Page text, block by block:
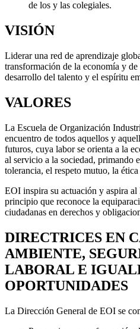
de los y las colegiales.
VISIÓN
Liderar una red de aprendizaje
transformación de la economía y de
desarrollo del talento y el espíritu
VALORES
La Escuela de Organización
encuentro de todos aquellos y
futuros, cuya labor se orienta a la
al servicio a la sociedad, primando
tolerancia, el respeto mutuo, la
EOI inspira su actuación y aspira
principio que reconoce la
ciudadanas en derechos y
DIRECTRICES EN
AMBIENTE,
LABORAL E
OPORTUNIDADES
La Dirección General de EOI se